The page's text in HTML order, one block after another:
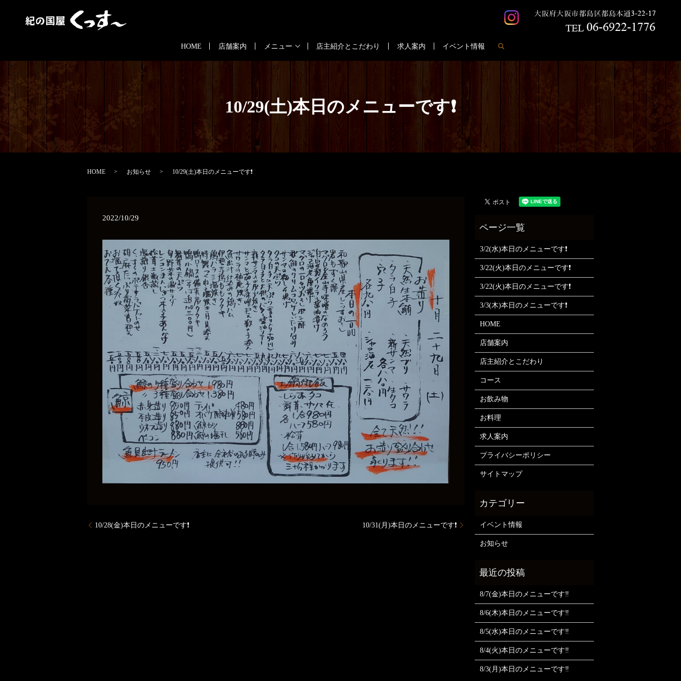
HOME 店舗案内 メニュー 店主紹介とこだわり 求人案内 イベント情報
10/29(土)本日のメニューです❗
HOME お知らせ 10/29(土)本日のメニューです❗
2022/10/29
10/28(金)本日のメニューです❗ 10/31(月)本日のメニューです❗
3/2(水)本日のメニューです❗
3/22(火)本日のメニューです❗
3/22(火)本日のメニューです❗
3/3(木)本日のメニューです❗
HOME
店舗案内
店主紹介とこだわり
コース
お飲み物
お料理
求人案内
プライバシーポリシー
サイトマップ
イベント情報
お知らせ
8/7(金)本日のメニューです‼️
8/6(木)本日のメニューです‼️
8/5(水)本日のメニューです‼️
8/4(火)本日のメニューです‼️
8/3(月)本日のメニューです‼️